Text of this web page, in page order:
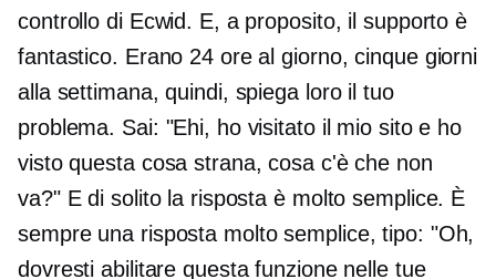
controllo di Ecwid. E, a proposito, il supporto è
fantastico. Erano 24 ore al giorno, cinque giorni
alla settimana, quindi, spiega loro il tuo
problema. Sai: "Ehi, ho visitato il mio sito e ho
visto questa cosa strana, cosa c'è che non
va?" E di solito la risposta è molto semplice. È
sempre una risposta molto semplice, tipo: "Oh,
dovresti abilitare questa funzione nelle tue